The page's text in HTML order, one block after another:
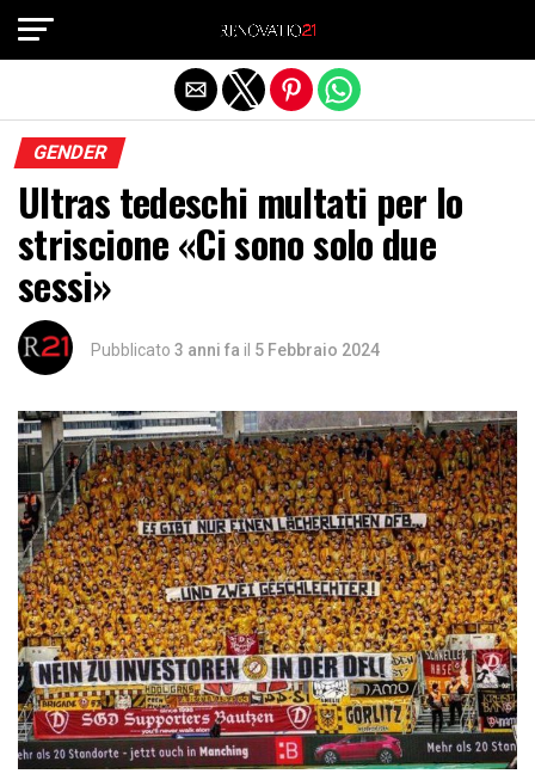
GENDER
Ultras tedeschi multati per lo
striscione «Ci sono solo due
sessi»
Pubblicato 3 anni fa il 5 Febbraio 2024
Exit mobile version